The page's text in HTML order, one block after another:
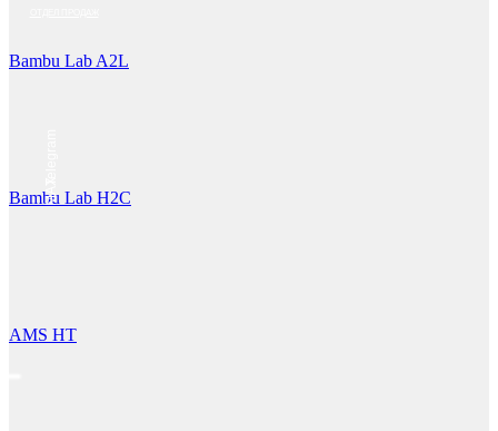
MAX
Bambu Lab A2L
Bambu Lab H2C
AMS HT